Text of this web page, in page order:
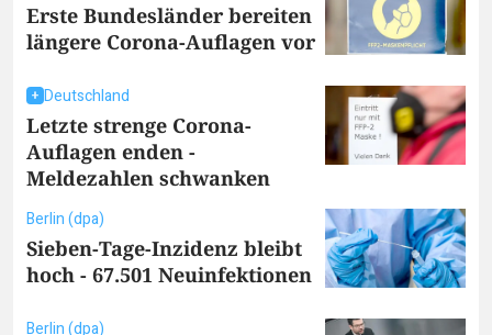
Erste Bundesländer bereiten
längere Corona-Auflagen vor
Deutschland
Letzte strenge Corona-
Auflagen enden -
Meldezahlen schwanken
Berlin (dpa)
Sieben-Tage-Inzidenz bleibt
hoch - 67.501 Neuinfektionen
Berlin (dpa)